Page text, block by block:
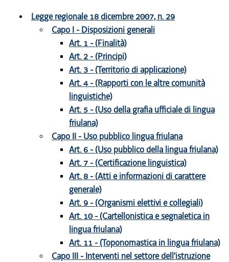
Legge regionale 18 dicembre 2007, n. 29
Capo I - Disposizioni generali
Art. 1 - (Finalità)
Art. 2 - (Principi)
Art. 3 - (Territorio di applicazione)
Art. 4 - (Rapporti con le altre comunità
linguistiche)
Art. 5 - (Uso della grafia ufficiale di lingua
friulana)
Capo II - Uso pubblico lingua friulana
Art. 6 - (Uso pubblico della lingua friulana)
Art. 7 - (Certificazione linguistica)
Art. 8 - (Atti e informazioni di carattere
generale)
Art. 9 - (Organismi elettivi e collegiali)
Art. 10 - (Cartellonistica e segnaletica in
lingua friulana)
Art. 11 - (Toponomastica in lingua friulana)
Capo III - Interventi nel settore dell'istruzione